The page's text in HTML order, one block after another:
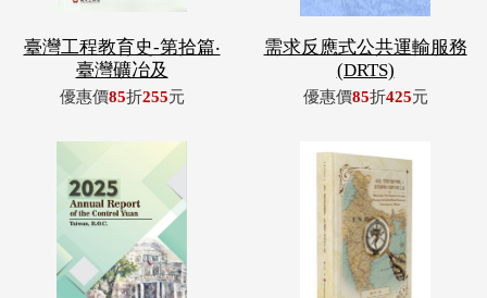
臺灣工程教育史-第拾篇‧
臺灣礦冶及
優惠價85折255元
需求反應式公共運輸服務
(DRTS)
優惠價85折425元